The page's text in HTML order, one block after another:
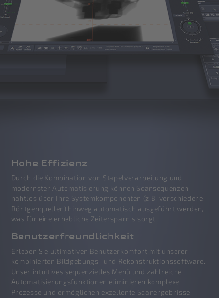
Hohe Effizienz
Durch die Kombination von Stapelverarbeitung und
modernster Automatisierung können Scansequenzen
nahtlos über Ihre Systemkomponenten (z.B. verschiedene
Röntgenquellen) hinweg automatisch ausgeführt werden,
was für eine erhebliche Zeitersparnis sorgt.
Benutzerfreundlichkeit
Erleben Sie ultimativen Benutzerkomfort mit unserer
kombinierten Bildgebungs- und Rekonstruktionssoftware.
Unser intuitives sequenzielles Menü und zahlreiche
Automatisierungsfunktionen eliminieren komplexe
Prozesse und ermöglichen exzellente Scanergebnisse